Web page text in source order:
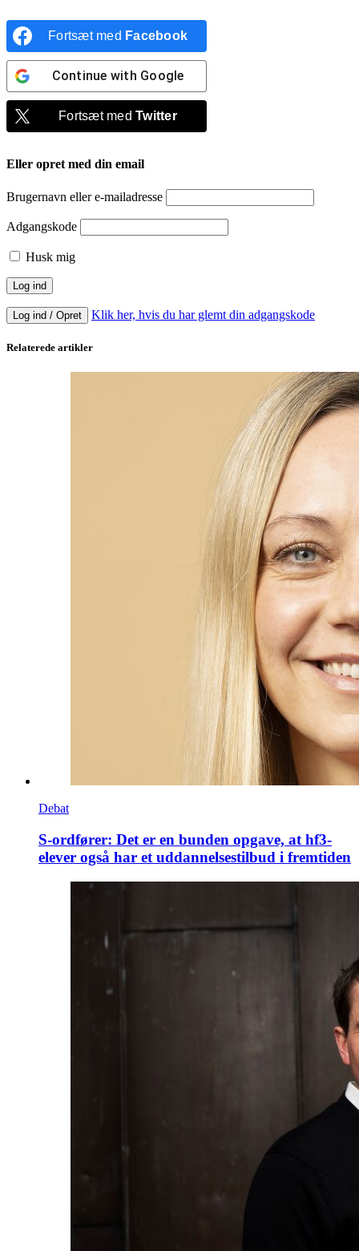
Fortsæt med Facebook
Continue with Google
Fortsæt medTwitter
Eller opret med din email
Brugernavn eller e-mailadresse
Adgangskode
Husk mig
Log ind / Opret Klik her, hvis du har glemt din adgangskode
Relaterede artikler
Debat
S-ordfører: Det er en bunden opgave, at hf3-
elever også har et uddannelsestilbud i fremtiden